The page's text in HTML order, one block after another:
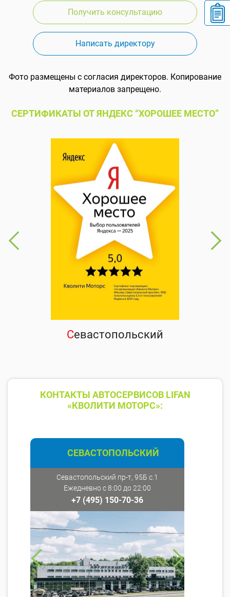
Получить консультацию
Написать директору
Фото размещены с согласия директоров. Копирование
материалов запрещено.
СЕРТИФИКАТЫ ОТ ЯНДЕКС “ХОРОШЕЕ МЕСТО”
Севастопольский
КОНТАКТЫ АВТОСЕРВИСОВ LIFAN
«КВОЛИТИ МОТОРС»:
СЕВАСТОПОЛЬСКИЙ
Севастопольский пр-т, 95Б с.1
Ежедневно с 8:00 до 22:00
+7 (495) 150-70-36